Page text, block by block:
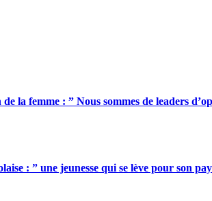
la femme : ” Nous sommes de leaders
: ” une jeunesse qui se lève pour son